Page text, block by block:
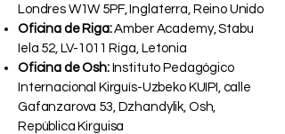
Londres W1W 5PF, Inglaterra, Reino Unido
Oficina de Riga:Amber Academy, Stabu
Iela 52, LV-1011 Riga, Letonia
Oficina de Osh:Instituto Pedagógico
Internacional Kirguís-Uzbeko KUIPI, calle
Gafanzarova 53, Dzhandylik, Osh,
República Kirguisa